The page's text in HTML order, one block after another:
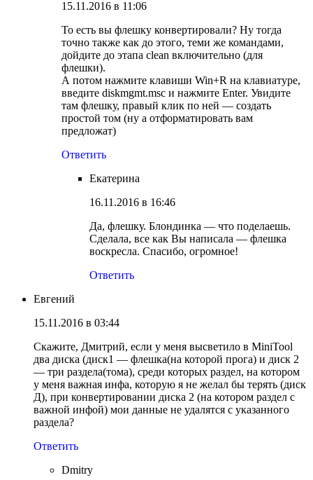
15.11.2016 в 11:06
То есть вы флешку конвертировали? Ну тогда
точно также как до этого, теми же командами,
дойдите до этапа clean включительно (для
флешки).
А потом нажмите клавиши Win+R на клавиатуре,
введите diskmgmt.msc и нажмите Enter. Увидите
там флешку, правый клик по ней — создать
простой том (ну а отформатировать вам
предложат)
Ответить
Екатерина
16.11.2016 в 16:46
Да, флешку. Блондинка — что поделаешь.
Сделала, все как Вы написала — флешка
воскресла. Спасибо, огромное!
Ответить
Евгений
15.11.2016 в 03:44
Скажите, Дмитрий, если у меня высветило в MiniTool
два диска (диск1 — флешка(на которой прога) и диск 2
— три раздела(тома), среди которых раздел, на котором
у меня важная инфа, которую я не желал бы терять (диск
Д), при конвертировании диска 2 (на котором раздел с
важной инфой) мои данные не удалятся с указанного
раздела?
Ответить
Dmitry